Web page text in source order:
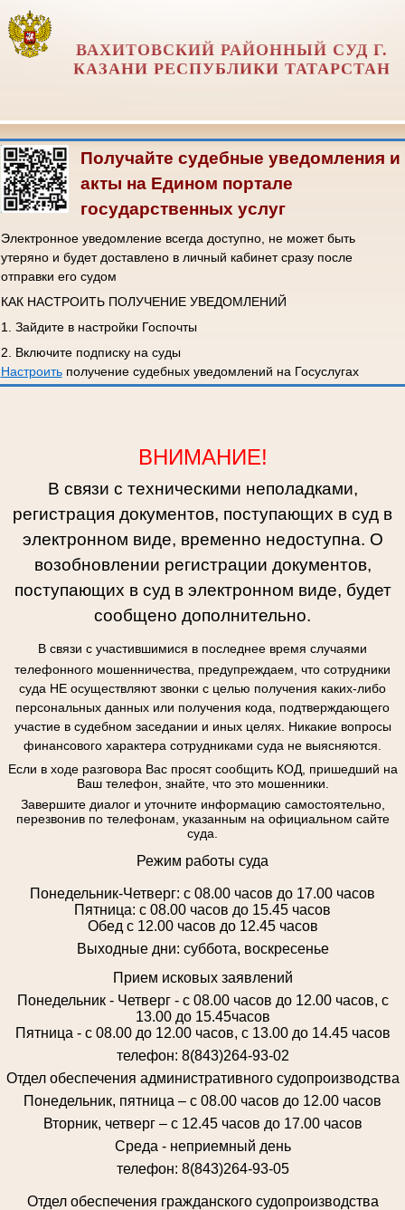
ВАХИТОВСКИЙ РАЙОННЫЙ СУД Г.
КАЗАНИ РЕСПУБЛИКИ ТАТАРСТАН
Получайте судебные уведомления и
акты на Едином портале
государственных услуг
Электронное уведомление всегда доступно, не может быть
утеряно и будет доставлено в личный кабинет сразу после
отправки его судом
КАК НАСТРОИТЬ ПОЛУЧЕНИЕ УВЕДОМЛЕНИЙ
1. Зайдите в настройки Госпочты
2. Включите подписку на суды
Настроитьполучение судебных уведомлений на Госуслугах
ВНИМАНИЕ!
В связи с техническими неполадками,
регистрация документов, поступающих в суд в
электронном виде, временно недоступна. О
возобновлении регистрации документов,
поступающих в суд в электронном виде, будет
сообщено дополнительно.
В связи с участившимися в последнее время случаями
телефонного мошенничества, предупреждаем, что сотрудники
суда НЕ осуществляют звонки с целью получения каких-либо
персональных данных или получения кода, подтверждающего
участие в судебном заседании и иных целях. Никакие вопросы
финансового характера сотрудниками суда не выясняются.
Если в ходе разговора Вас просят сообщить КОД, пришедший на
Ваш телефон, знайте, что это мошенники.
Завершите диалог и уточните информацию самостоятельно,
перезвонив по телефонам, указанным на официальном сайте
суда.
Режим работы суда
Понедельник-Четверг: с 08.00 часов до 17.00 часов
Пятница: с 08.00 часов до 15.45 часов
Обед с 12.00 часов до 12.45 часов
Выходные дни: суббота, воскресенье
Прием исковых заявлений
Понедельник - Четверг - с 08.00 часов до 12.00 часов, с
13.00 до 15.45часов
Пятница - с 08.00 до 12.00 часов, с 13.00 до 14.45 часов
телефон: 8(843)264-93-02
Отдел обеспечения административного судопроизводства
Понедельник, пятница – с 08.00 часов до 12.00 часов
Вторник, четверг – с 12.45 часов до 17.00 часов
Среда - неприемный день
телефон: 8(843)264-93-05
Отдел обеспечения гражданского судопроизводства